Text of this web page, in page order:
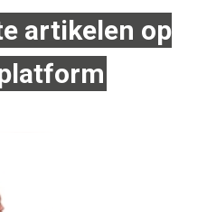
artikelen op